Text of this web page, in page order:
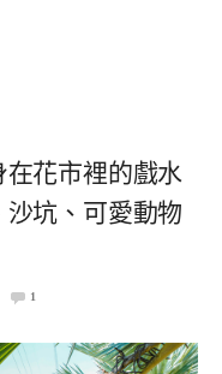
花市裡的戲水
坑、可愛動物
1